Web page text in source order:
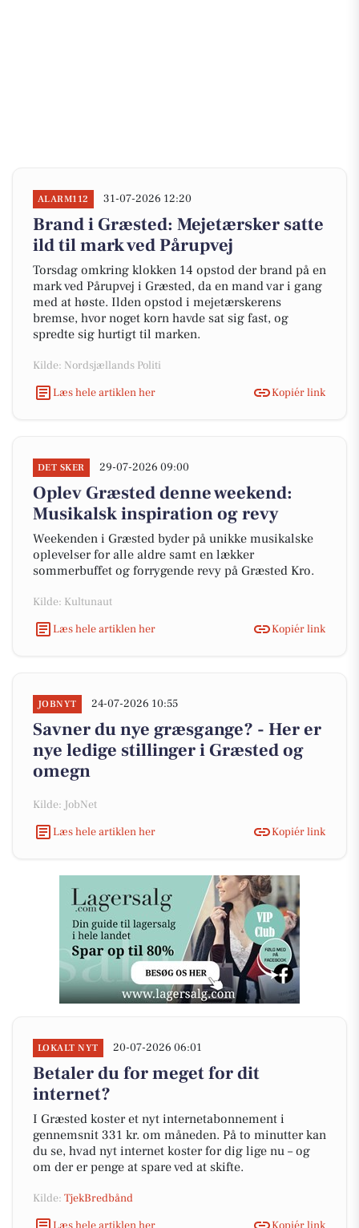
ALARM112 31-07-2026 12:20
Brand i Græsted: Mejetærsker satte
ild til mark ved Pårupvej
Torsdag omkring klokken 14 opstod der brand på en
mark ved Pårupvej i Græsted, da en mand var i gang
med at høste. Ilden opstod i mejetærskerens
bremse, hvor noget korn havde sat sig fast, og
spredte sig hurtigt til marken.
Kilde: Nordsjællands Politi
Læs hele artiklen her
Kopiér link
DET SKER 29-07-2026 09:00
Oplev Græsted denne weekend:
Musikalsk inspiration og revy
Weekenden i Græsted byder på unikke musikalske
oplevelser for alle aldre samt en lækker
sommerbuffet og forrygende revy på Græsted Kro.
Kilde: Kultunaut
Læs hele artiklen her
Kopiér link
JOBNYT 24-07-2026 10:55
Savner du nye græsgange? - Her er
nye ledige stillinger i Græsted og
omegn
Kilde: JobNet
Læs hele artiklen her
Kopiér link
LOKALT NYT 20-07-2026 06:01
Betaler du for meget for dit
internet?
I Græsted koster et nyt internetabonnement i
gennemsnit 331 kr. om måneden. På to minutter kan
du se, hvad nyt internet koster for dig lige nu – og
om der er penge at spare ved at skifte.
Kilde: TjekBredbånd